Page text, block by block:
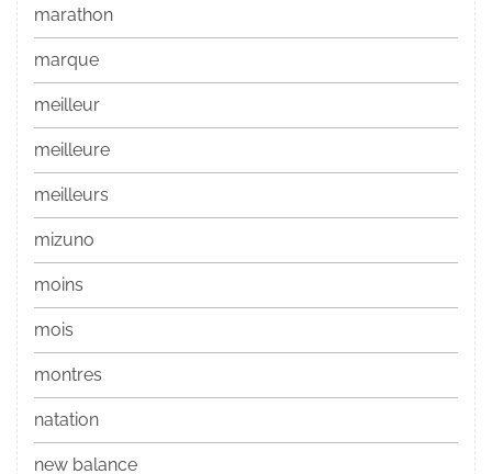
marathon
marque
meilleur
meilleure
meilleurs
mizuno
moins
mois
montres
natation
new balance